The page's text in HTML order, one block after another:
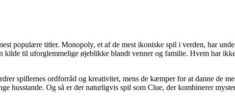
populære titler. Monopoly, et af de mest ikoniske spil i verden, har
til uforglemmelige øjeblikke blandt venner og familie. Hvem har
spillernes ordforråd og kreativitet, mens de kæmper for at danne de
husstande. Og så er der naturligvis spil som Clue, der kombinerer